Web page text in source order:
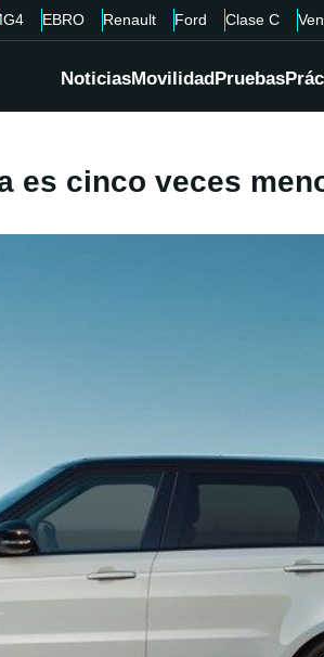
EBRO Renault Ford Clase C
NoticiasMovilidadPruebas
es cinco veces